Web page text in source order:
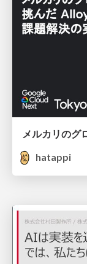
hatappi